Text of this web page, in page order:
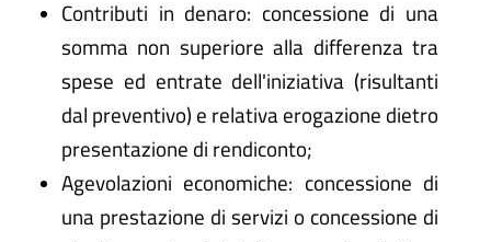
Contributi in denaro: concessione di una
somma non superiore alla differenza tra
spese ed entrate dell'iniziativa (risultanti
dal preventivo) e relativa erogazione dietro
presentazione di rendiconto;
Agevolazioni economiche: concessione di
una prestazione di servizi o concessione di